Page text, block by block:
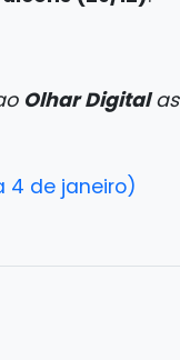
Olhar Digitalas
4 de janeiro)